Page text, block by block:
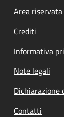
Footer
Area riservata
Crediti
Informativa
Note legali
Dichiarazione
Contatti